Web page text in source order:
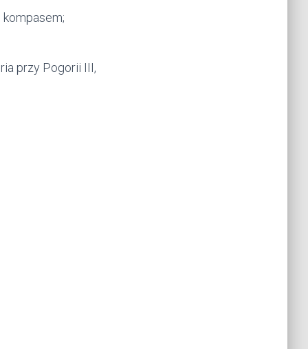
przy Pogorii III,